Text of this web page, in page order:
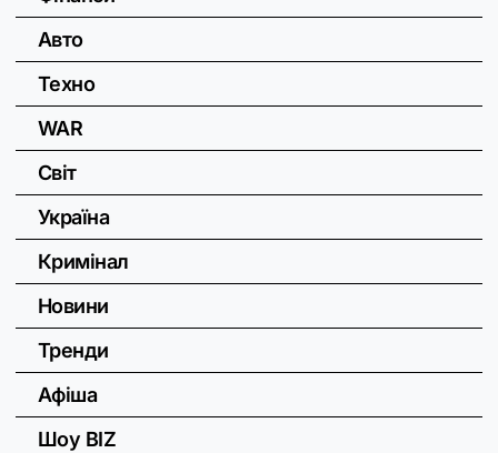
Авто
Техно
WAR
Світ
Україна
Кримінал
Новини
Тренди
Афіша
Шоу BIZ